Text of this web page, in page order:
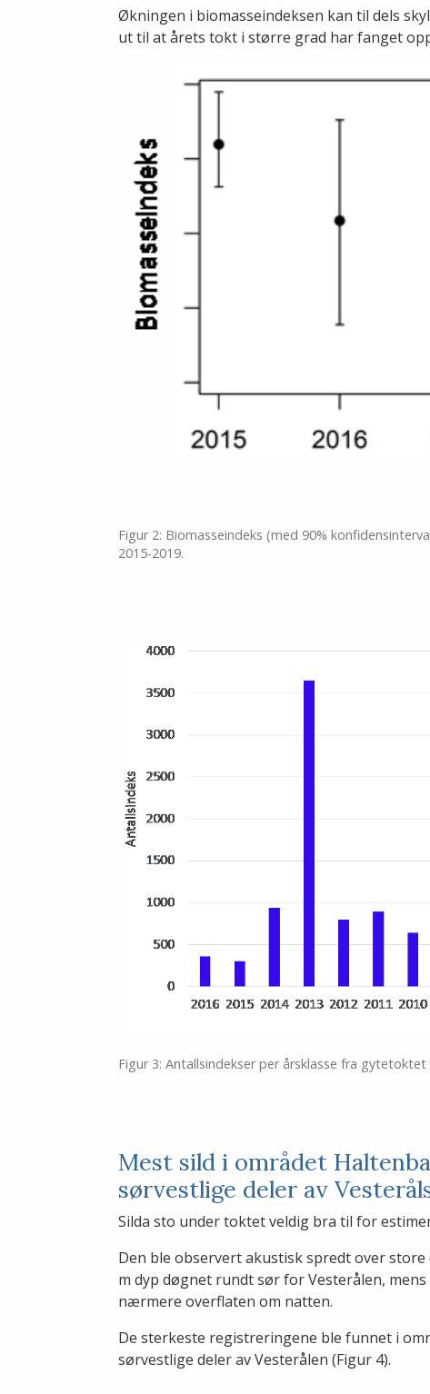
Økningen i biomasseindeksen kan til dels
ut til at årets tokt i større grad har fanget
Figur 2: Biomasseindeks (med 90%
2015-2019.
Figur 3: Antallsindekser per årsklasse fra gytetoktet
Mest sild i området
sørvestlige deler av
Silda sto under toktet veldig bra til for
Den ble observert akustisk spredt over
m dyp døgnet rundt sør for Vesterålen,
nærmere overflaten om natten.
De sterkeste registreringene ble funnet i
sørvestlige deler av Vesterålen (Figur 4).